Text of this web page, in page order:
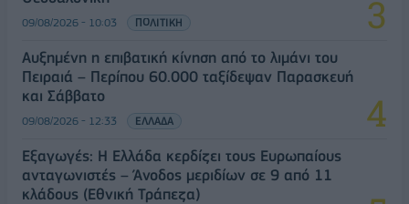
09/08/2026 - 10:03 ΠΟΛΙΤΙΚΗ
Αυξημένη η επιβατική κίνηση από το λιμάνι του
Πειραιά – Περίπου 60.000 ταξίδεψαν Παρασκευή
και Σάββατο
09/08/2026 - 12:33 ΕΛΛΑΔΑ
Εξαγωγές: Η Ελλάδα κερδίζει τους Ευρωπαίους
ανταγωνιστές – Άνοδος μεριδίων σε 9 από 11
κλάδους (Εθνική Τράπεζα)